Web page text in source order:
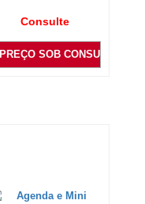
Consulte
PREÇO SOB CONSULTA